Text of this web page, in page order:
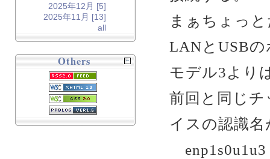
まぁちょっ
LANとUSB
モデル3より
前回と同じ
イスの認識
2025年12月 [5]
2025年11月 [13]
all
Others